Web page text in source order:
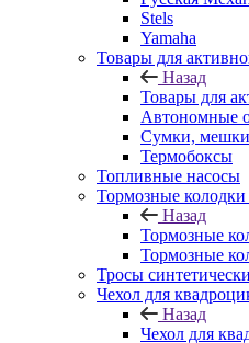
Stels
Yamaha
Товары для
Назад
Товары для
Автономные
Сумки,
Термобоксы
Топливные насосы
Тормозные колодки
Назад
Тормозные
Тормозные
Тросы
Чехол для
Назад
Чехол для